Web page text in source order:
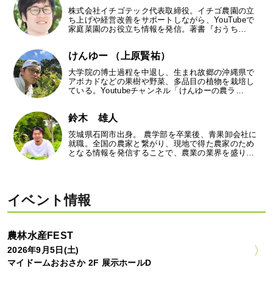
株式会社イチゴテック代表取締役。イチゴ農園の立
ち上げや経営改善をサポートしながら、YouTubeで
家庭菜園のお役立ち情報を発信。著書『おうち…
けんゆー （上原賢祐）
大学院の博士過程を中退し、生まれ故郷の沖縄県で
アボカドなどの果樹や野菜、多品目の植物を栽培し
ている。Youtubeチャンネル「けんゆーの農ラ…
鈴木 雄人
茨城県石岡市出身。 農学部を卒業後、青果卸会社に
就職。全国の農家と繋がり、現地で得た農家のため
となる情報を発信することで、農業の業界を盛り…
イベント情報
農林水産FEST
2026年9月5日(土)
マイドームおおさか 2F 展示ホールD